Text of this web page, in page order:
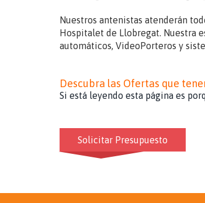
Nuestros antenistas atenderán
Hospitalet de Llobregat. Nuestra
automáticos, VideoPorteros y
Descubra las Ofertas que
Si está leyendo esta página es
Solicitar Presupuesto